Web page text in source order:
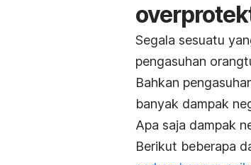
Segala sesuatu
pengasuhan
Bahkan
banyak dampak
Apa saja dampak
Berikut beberapa